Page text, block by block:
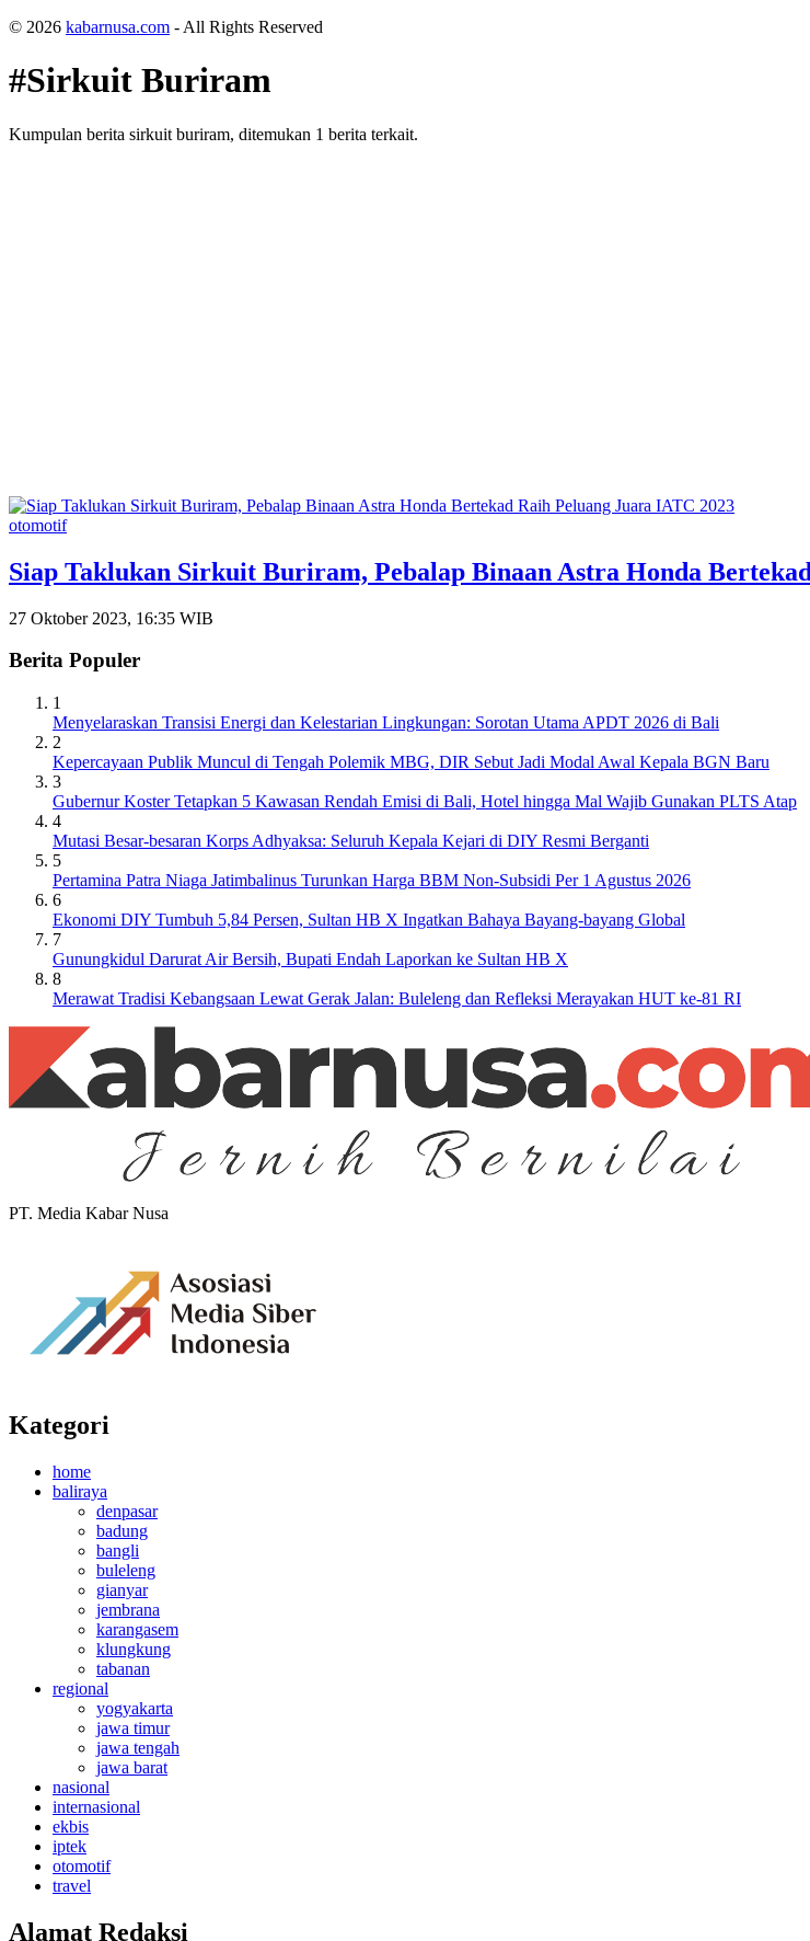
© 2026 kabarnusa.com - All Rights Reserved
#Sirkuit Buriram
Kumpulan berita sirkuit buriram, ditemukan 1 berita terkait.
otomotif
Siap Taklukan Sirkuit Buriram, Pebalap Binaan Astra Honda
27 Oktober 2023, 16:35 WIB
Berita Populer
1
Menyelaraskan Transisi Energi dan Kelestarian Lingkungan: Sorotan Utama APDT 2026 di Bali
2
Kepercayaan Publik Muncul di Tengah Polemik MBG, DIR Sebut Jadi Modal Awal Kepala BGN Baru
3
Gubernur Koster Tetapkan 5 Kawasan Rendah Emisi di Bali, Hotel hingga Mal Wajib Gunakan PLTS Atap
4
Mutasi Besar-besaran Korps Adhyaksa: Seluruh Kepala Kejari di DIY Resmi Berganti
5
Pertamina Patra Niaga Jatimbalinus Turunkan Harga BBM Non-Subsidi Per 1 Agustus 2026
6
Ekonomi DIY Tumbuh 5,84 Persen, Sultan HB X Ingatkan Bahaya Bayang-bayang Global
7
Gunungkidul Darurat Air Bersih, Bupati Endah Laporkan ke Sultan HB X
8
Merawat Tradisi Kebangsaan Lewat Gerak Jalan: Buleleng dan Refleksi Merayakan HUT ke-81 RI
PT. Media Kabar Nusa
Kategori
home
baliraya
denpasar
badung
bangli
buleleng
gianyar
jembrana
karangasem
klungkung
tabanan
regional
yogyakarta
jawa timur
jawa tengah
jawa barat
nasional
internasional
ekbis
iptek
otomotif
travel
Alamat Redaksi